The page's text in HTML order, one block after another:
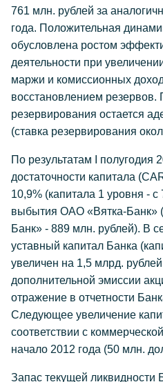
761 млн. рублей за
года. Положительная
обусловлена ростом
деятельности при
маржи и комиссионных
восстановлением резервов.
резервирования остается
(ставка резервирования
По результатам I полугодия
достаточности капитала
10,9% (капитала 1 уровня -
выбытия ОАО «Вятка-Банк»
Банк» - 889 млн. рублей). В
уставный капитал Банка
увеличен на 1,5 млрд.
дополнительной эмиссии
отражение в отчетности
Следующее увеличение
соответствии с
начало 2012 года (50 млн.
Запас текущей ликвидности